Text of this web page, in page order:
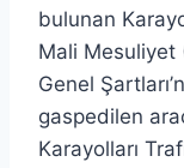
bulunan
Mali Mesuliyet
Genel
gaspedilen
Karayolları